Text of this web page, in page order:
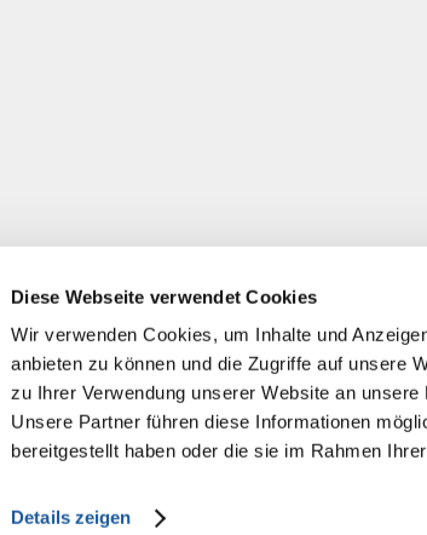
Diese Webseite verwendet Cookies
Wir verwenden Cookies, um Inhalte und
anbieten zu können und die Zugriffe auf unsere
zu Ihrer Verwendung unserer Website an
Unsere Partner führen diese Informationen
bereitgestellt haben oder die sie im Rahmen
Details zeigen
*Alle